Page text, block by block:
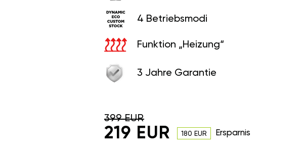
4 Betriebsmodi
Funktion „Heizung“
3 Jahre Garantie
399 EUR
219 EUR 180 EUR Ersparnis